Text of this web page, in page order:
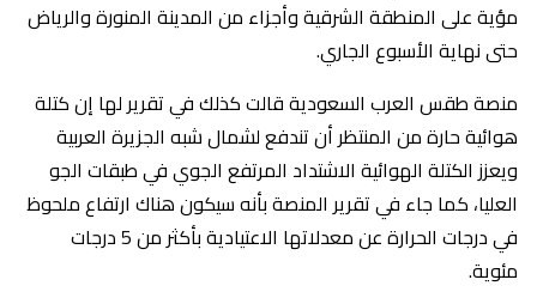
مؤية على المنطقة الشرقية وأجزاء من المدينة المنورة والرياض
حتى نهاية الأسبوع الجاري.
منصة طقس العرب السعودية قالت كذلك في تقرير لها إن كتلة
هوائية حارة من المنتظر أن تندفع لشمال شبه الجزيرة العربية
ويعزز الكتلة الهوائية الاشتداد المرتفع الجوي في طبقات الجو
العليا، كما جاء في تقرير المنصة بأنه سيكون هناك ارتفاع ملحوظ
في درجات الحرارة عن معدلاتها الاعتيادية بأكثر من 5 درجات
مئوية.